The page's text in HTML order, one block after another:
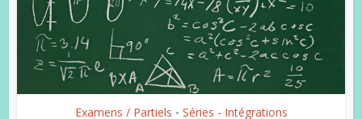
Examens / Partiels • Séries - Intégrations